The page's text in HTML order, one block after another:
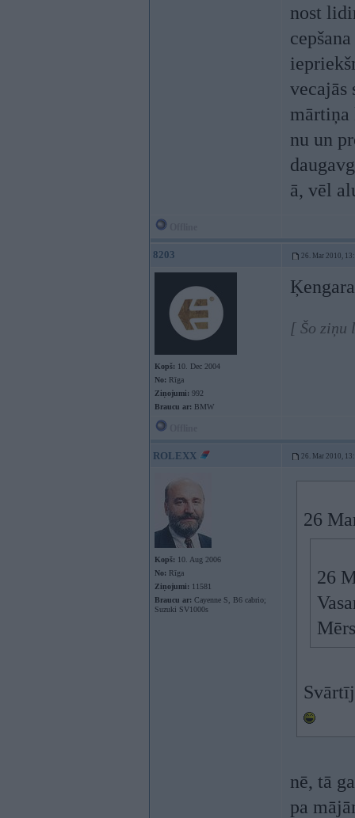
nost
vecajās
mārtiņa
nu un
ā, vēl
8203 26. Mar 2010,
Kopš: 10. Dec 2004
No: Rīga
Ziņojumi: 992
Braucu ar: BMW
[ Šo ziņu
ROLEXX 26. Mar 2010,
Kopš: 10. Aug 2006
No: Rīga
Ziņojumi: 11581
Braucu ar: Cayenne S, B6 cabrio;
Suzuki SV1000s
26
26
nē, tā
pa